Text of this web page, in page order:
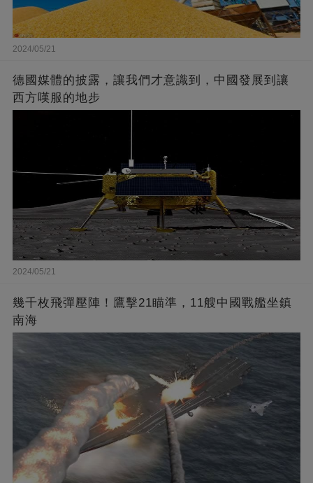
2024/05/21
德國媒體的披露，讓我們才意識到，中國發展到讓
西方嘆服的地步
2024/05/21
幾千枚飛彈壓陣！鷹擊21瞄準，11艘中國戰艦坐鎮
南海